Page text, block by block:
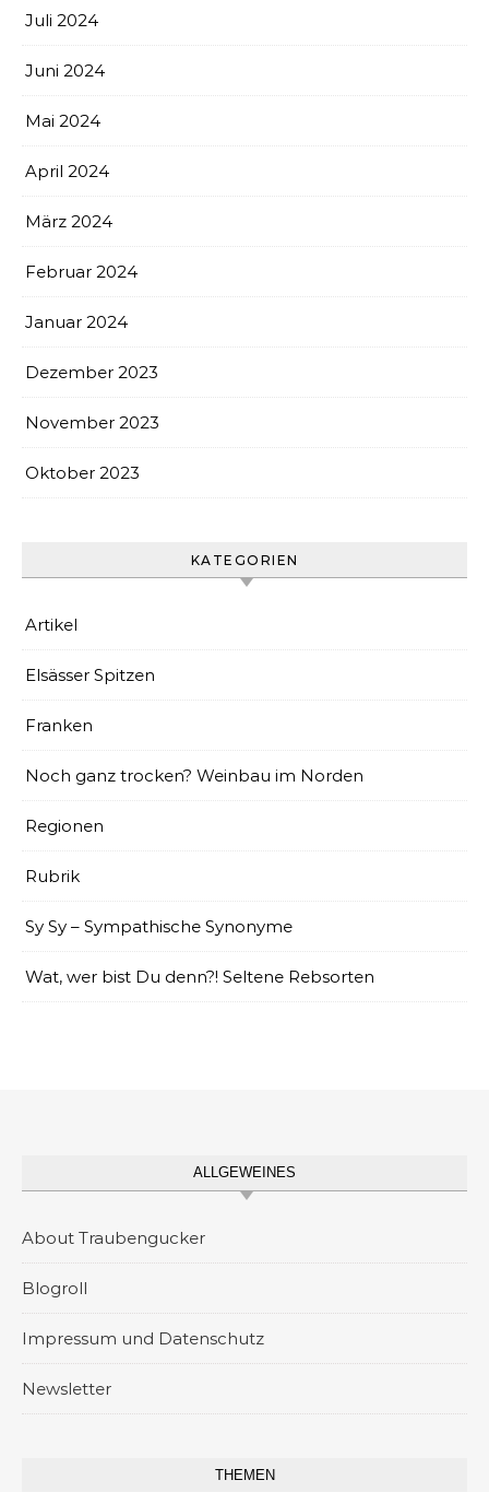
Juli 2024
Juni 2024
Mai 2024
April 2024
März 2024
Februar 2024
Januar 2024
Dezember 2023
November 2023
Oktober 2023
KATEGORIEN
Artikel
Elsässer Spitzen
Franken
Noch ganz trocken? Weinbau im Norden
Regionen
Rubrik
Sy Sy – Sympathische Synonyme
Wat, wer bist Du denn?! Seltene Rebsorten
ALLGEWEINES
About Traubengucker
Blogroll
Impressum und Datenschutz
Newsletter
THEMEN